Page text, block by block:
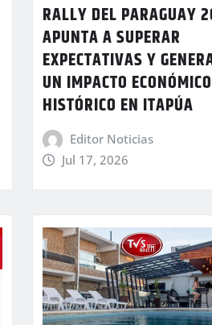
RALLY DEL PARAGUAY
APUNTA A SUPERAR
EXPECTATIVAS Y
UN IMPACTO ECONÓMICO
HISTÓRICO EN ITAPÚA
Editor Noticias
Jul 17, 2026